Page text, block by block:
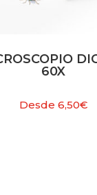
60X
Desde 6,50€